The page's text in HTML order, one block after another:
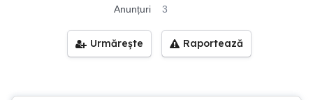
Anunțuri
3
Urmărește Raportează